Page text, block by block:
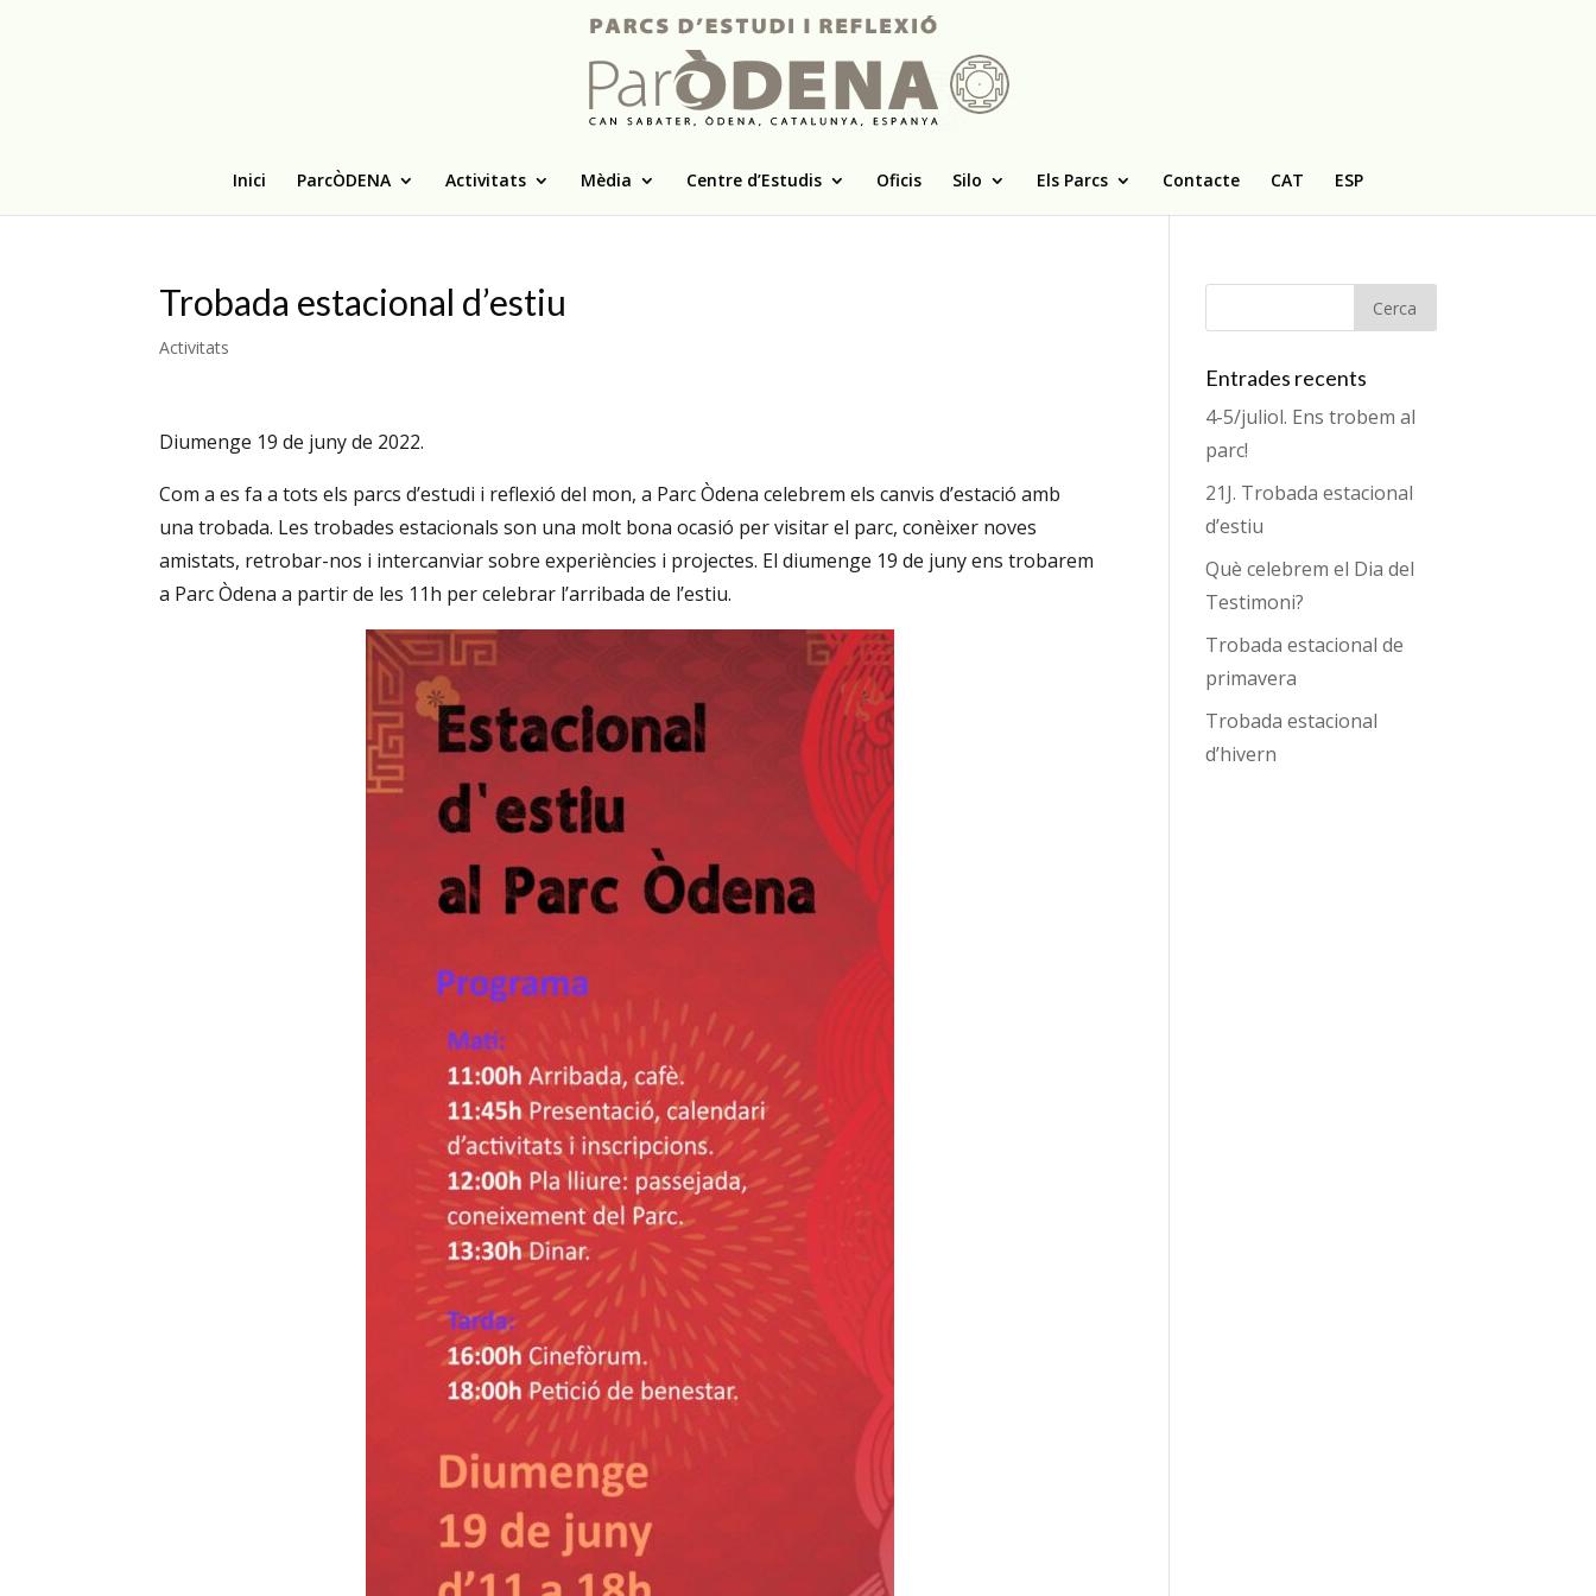
Inici ParcÒDENA Activitats Mèdia Centre d’Estudis Oficis Silo Els Parcs Contacte CAT ESP
Trobada estacional d’estiu
Activitats
Diumenge 19 de juny de 2022.
Com a es fa a tots els parcs d’estudi i reflexió del mon, a Parc Òdena celebrem els canvis d’estació amb
una trobada. Les trobades estacionals son una molt bona ocasió per visitar el parc, conèixer noves
amistats, retrobar-nos i intercanviar sobre experiències i projectes. El diumenge 19 de juny ens trobarem
a Parc Òdena a partir de les 11h per celebrar l’arribada de l’estiu.
Entrades recents
4-5/juliol. Ens trobem al
parc!
21J. Trobada estacional
d’estiu
Què celebrem el Dia del
Testimoni?
Trobada estacional de
primavera
Trobada estacional
d’hivern